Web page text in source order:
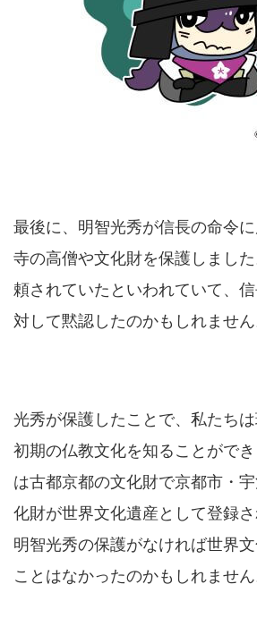
最後に、明智光秀が信長の命令
寺の高僧や文化財を保護しまし
頼されていたといわれていて、
対して黙認したのかもしれません
光秀が保護したことで、私たち
初期の仏教文化を知ることがで
は古都京都の文化財で京都市・
化財が世界文化遺産として登録さ
明智光秀の保護がなければ世界
ことはなかったのかもしれません